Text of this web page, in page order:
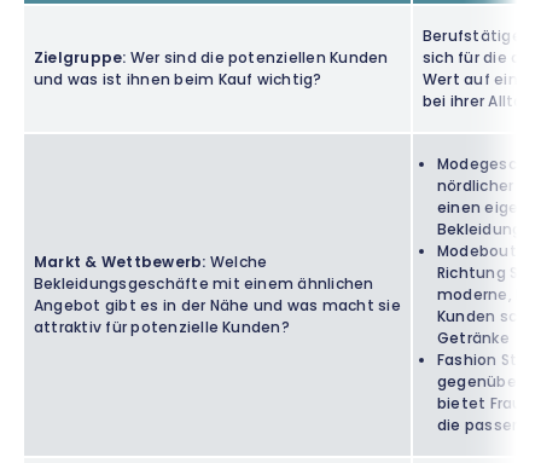
Zielgruppe: Wer sind die potenziellen Kunden
und was ist ihnen beim Kauf wichtig?
Berufstätige
sich für die
Wert auf ein
bei ihrer
Markt & Wettbewerb: Welche
Bekleidungsgeschäfte mit einem ähnlichen
Angebot gibt es in der Nähe und was macht sie
attraktiv für potenzielle Kunden?
nördlicher
einen
Bekleidung
Richtung
moderne,
Kunden
Getränke
Fashion
bietet
die